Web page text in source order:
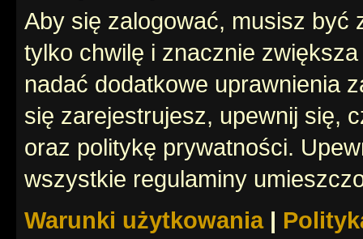
Aby się zalogować, musisz być
tylko chwilę i znacznie
nadać dodatkowe uprawnienia
się zarejestrujesz, upewnij się,
oraz politykę prywatności.
wszystkie regulaminy
Warunki użytkowania|